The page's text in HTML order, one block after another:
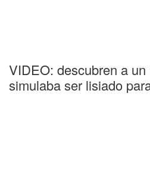
VIDEO: descubren a
simulaba ser lisiado